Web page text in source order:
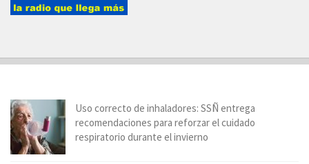
Uso correcto de inhaladores: SSÑ entrega
recomendaciones para reforzar el cuidado
respiratorio durante el invierno